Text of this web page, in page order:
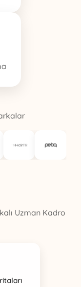
Uzman Kadro